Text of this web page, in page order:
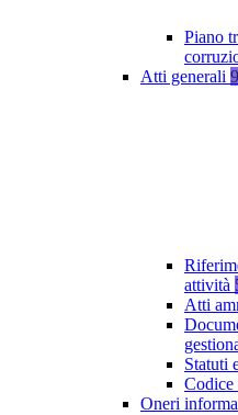
Piano
Atti generali
attività
Atti
Statuti
Codice
Oneri